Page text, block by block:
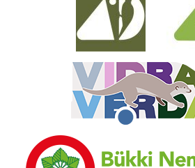
ONLINE JEGYVÁSÁRLÁS